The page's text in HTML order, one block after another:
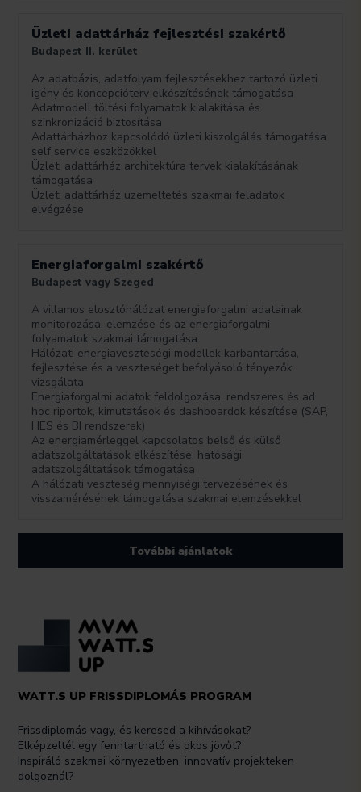
Üzleti adattárház fejlesztési szakértő
Budapest II. kerület
Az adatbázis, adatfolyam fejlesztésekhez tartozó üzleti
igény és koncepcióterv elkészítésének támogatása
Adatmodell töltési folyamatok kialakítása és
szinkronizáció biztosítása
Adattárházhoz kapcsolódó üzleti kiszolgálás támogatása
self service eszközökkel
Üzleti adattárház architektúra tervek kialakításának
támogatása
Üzleti adattárház üzemeltetés szakmai feladatok
elvégzése
Energiaforgalmi szakértő
Budapest vagy Szeged
A villamos elosztóhálózat energiaforgalmi adatainak
monitorozása, elemzése és az energiaforgalmi
folyamatok szakmai támogatása
Hálózati energiaveszteségi modellek karbantartása,
fejlesztése és a veszteséget befolyásoló tényezők
vizsgálata
Energiaforgalmi adatok feldolgozása, rendszeres és ad
hoc riportok, kimutatások és dashboardok készítése (SAP,
HES és BI rendszerek)
Az energiamérleggel kapcsolatos belső és külső
adatszolgáltatások elkészítése, hatósági
adatszolgáltatások támogatása
A hálózati veszteség mennyiségi tervezésének és
visszamérésének támogatása szakmai elemzésekkel
További ajánlatok
WATT.S UP FRISSDIPLOMÁS PROGRAM
Frissdiplomás vagy, és keresed a kihívásokat?
Elképzeltél egy fenntartható és okos jövőt?
Inspiráló szakmai környezetben, innovatív projekteken
dolgoznál?